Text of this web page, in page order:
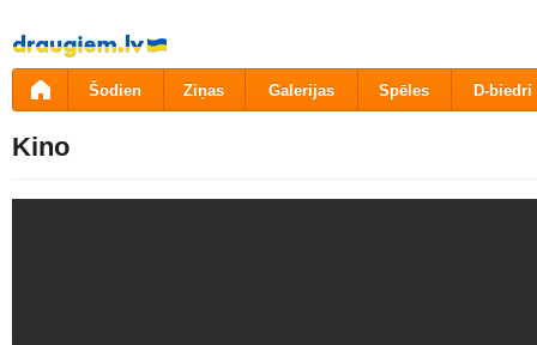
Pāriet
uz
saturu
Šodien Ziņas Galerijas Spēles D-biedri
Kino